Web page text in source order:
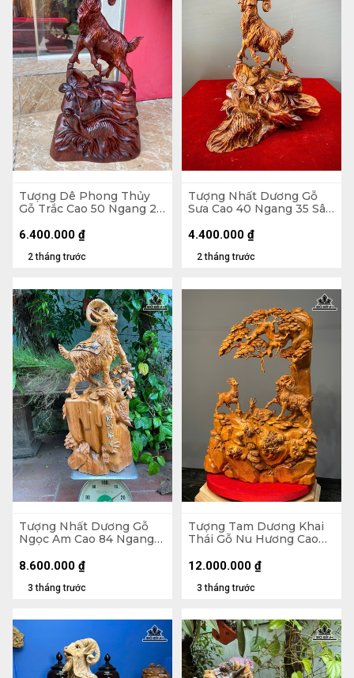
Tượng Dê Phong Thủy
Gỗ Trắc Cao 50 Ngang 28
2 tháng trước
6.400.000 ₫
Tượng Nhất Dương Gỗ
Sưa Cao 40 Ngang 35 Sâu
2 tháng trước
4.400.000 ₫
Tượng Nhất Dương Gỗ
Ngọc Am Cao 84 Ngang
3 tháng trước
8.600.000 ₫
Tượng Tam Dương Khai
Thái Gỗ Nu Hương Cao
3 tháng trước
12.000.000 ₫